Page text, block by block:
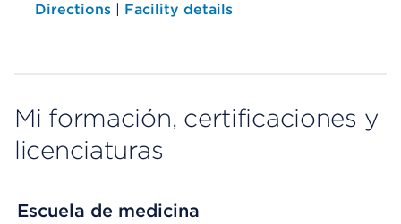
Directions | Facility details
Mi formación, certificaciones y
licenciaturas
Escuela de medicina